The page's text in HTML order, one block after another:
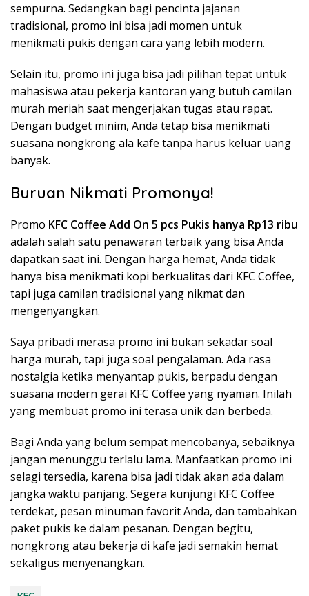
sempurna. Sedangkan bagi pencinta jajanan
tradisional, promo ini bisa jadi momen untuk
menikmati pukis dengan cara yang lebih modern.
Selain itu, promo ini juga bisa jadi pilihan tepat untuk
mahasiswa atau pekerja kantoran yang butuh camilan
murah meriah saat mengerjakan tugas atau rapat.
Dengan budget minim, Anda tetap bisa menikmati
suasana nongkrong ala kafe tanpa harus keluar uang
banyak.
Buruan Nikmati Promonya!
Promo KFC Coffee Add On 5 pcs Pukis hanya Rp13 ribu
adalah salah satu penawaran terbaik yang bisa Anda
dapatkan saat ini. Dengan harga hemat, Anda tidak
hanya bisa menikmati kopi berkualitas dari KFC Coffee,
tapi juga camilan tradisional yang nikmat dan
mengenyangkan.
Saya pribadi merasa promo ini bukan sekadar soal
harga murah, tapi juga soal pengalaman. Ada rasa
nostalgia ketika menyantap pukis, berpadu dengan
suasana modern gerai KFC Coffee yang nyaman. Inilah
yang membuat promo ini terasa unik dan berbeda.
Bagi Anda yang belum sempat mencobanya, sebaiknya
jangan menunggu terlalu lama. Manfaatkan promo ini
selagi tersedia, karena bisa jadi tidak akan ada dalam
jangka waktu panjang. Segera kunjungi KFC Coffee
terdekat, pesan minuman favorit Anda, dan tambahkan
paket pukis ke dalam pesanan. Dengan begitu,
nongkrong atau bekerja di kafe jadi semakin hemat
sekaligus menyenangkan.